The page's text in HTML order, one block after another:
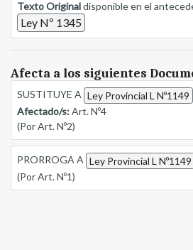
Texto Originaldisponible en el
Ley Nº 1345
Afecta a los siguientes
SUSTITUYE A Ley Provincial L Nº1149
Afectado/s:Art. Nº4
(Por Art. Nº2)
PRORROGA A Ley Provincial L Nº1149
(Por Art. Nº1)